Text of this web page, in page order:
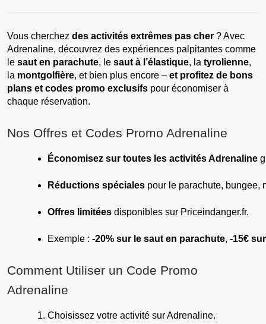
Vous cherchez des activités extrêmes pas cher ? Avec
Adrenaline, découvrez des expériences palpitantes comme
le saut en parachute, le saut à l’élastique, la tyrolienne,
la montgolfière, et bien plus encore – et profitez de bons
plans et codes promo exclusifs pour économiser à
chaque réservation.
Nos Offres et Codes Promo Adrenaline
Économisez sur toutes les activités Adrenaline
Réductions spéciales pour le parachute, bungee,
Offres limitées disponibles sur Priceindanger.fr.
Exemple : -20% sur le saut en parachute, -15€
Comment Utiliser un Code Promo
Adrenaline
Choisissez votre activité sur Adrenaline.